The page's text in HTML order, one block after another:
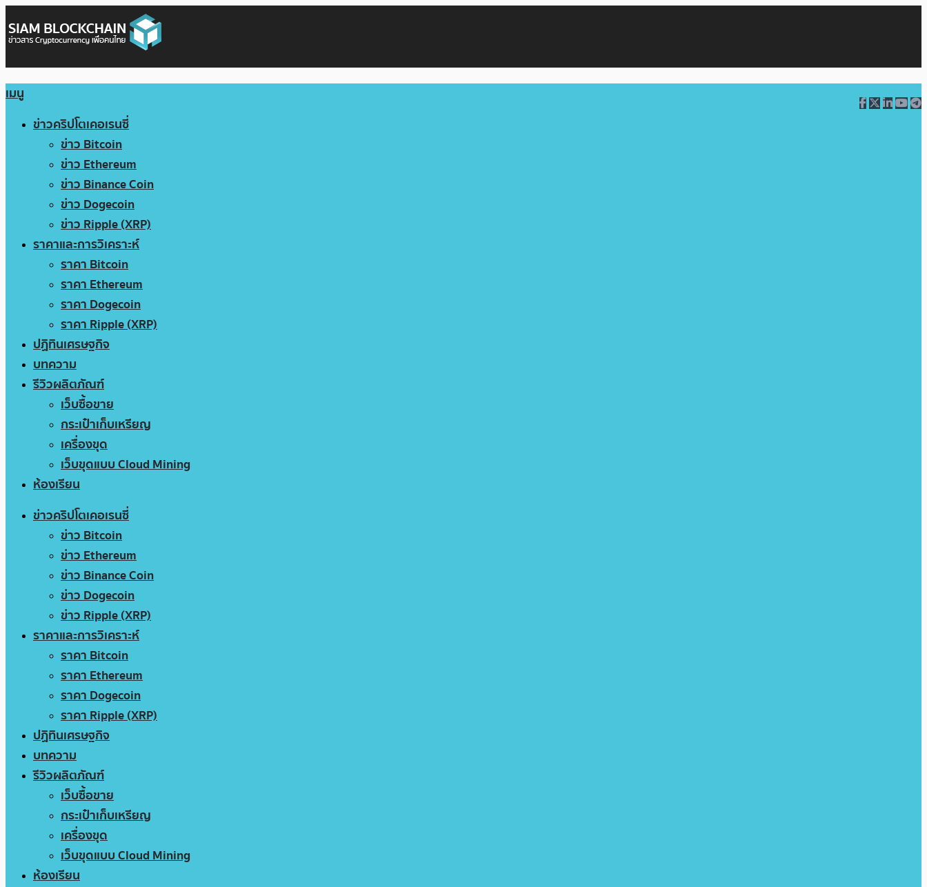
เมนู
ข่าวคริปโตเคอเรนซี่
ข่าว Bitcoin
ข่าว Ethereum
ข่าว Binance Coin
ข่าว Dogecoin
ข่าว Ripple (XRP)
ราคาและการวิเคราะห์
ราคา Bitcoin
ราคา Ethereum
ราคา Dogecoin
ราคา Ripple (XRP)
ปฏิทินเศรษฐกิจ
บทความ
รีวิวผลิตภัณฑ์
เว็บซื้อขาย
กระเป๋าเก็บเหรียญ
เครื่องขุด
เว็บขุดแบบ Cloud Mining
ห้องเรียน
ข่าวคริปโตเคอเรนซี่
ข่าว Bitcoin
ข่าว Ethereum
ข่าว Binance Coin
ข่าว Dogecoin
ข่าว Ripple (XRP)
ราคาและการวิเคราะห์
ราคา Bitcoin
ราคา Ethereum
ราคา Dogecoin
ราคา Ripple (XRP)
ปฏิทินเศรษฐกิจ
บทความ
รีวิวผลิตภัณฑ์
เว็บซื้อขาย
กระเป๋าเก็บเหรียญ
เครื่องขุด
เว็บขุดแบบ Cloud Mining
ห้องเรียน